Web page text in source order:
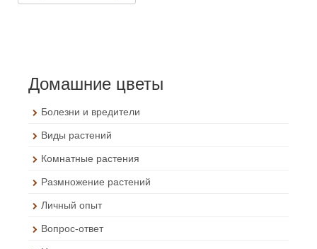
Домашние цветы
Болезни и вредители
Виды растений
Комнатные растения
Размножение растений
Личный опыт
Вопрос-ответ